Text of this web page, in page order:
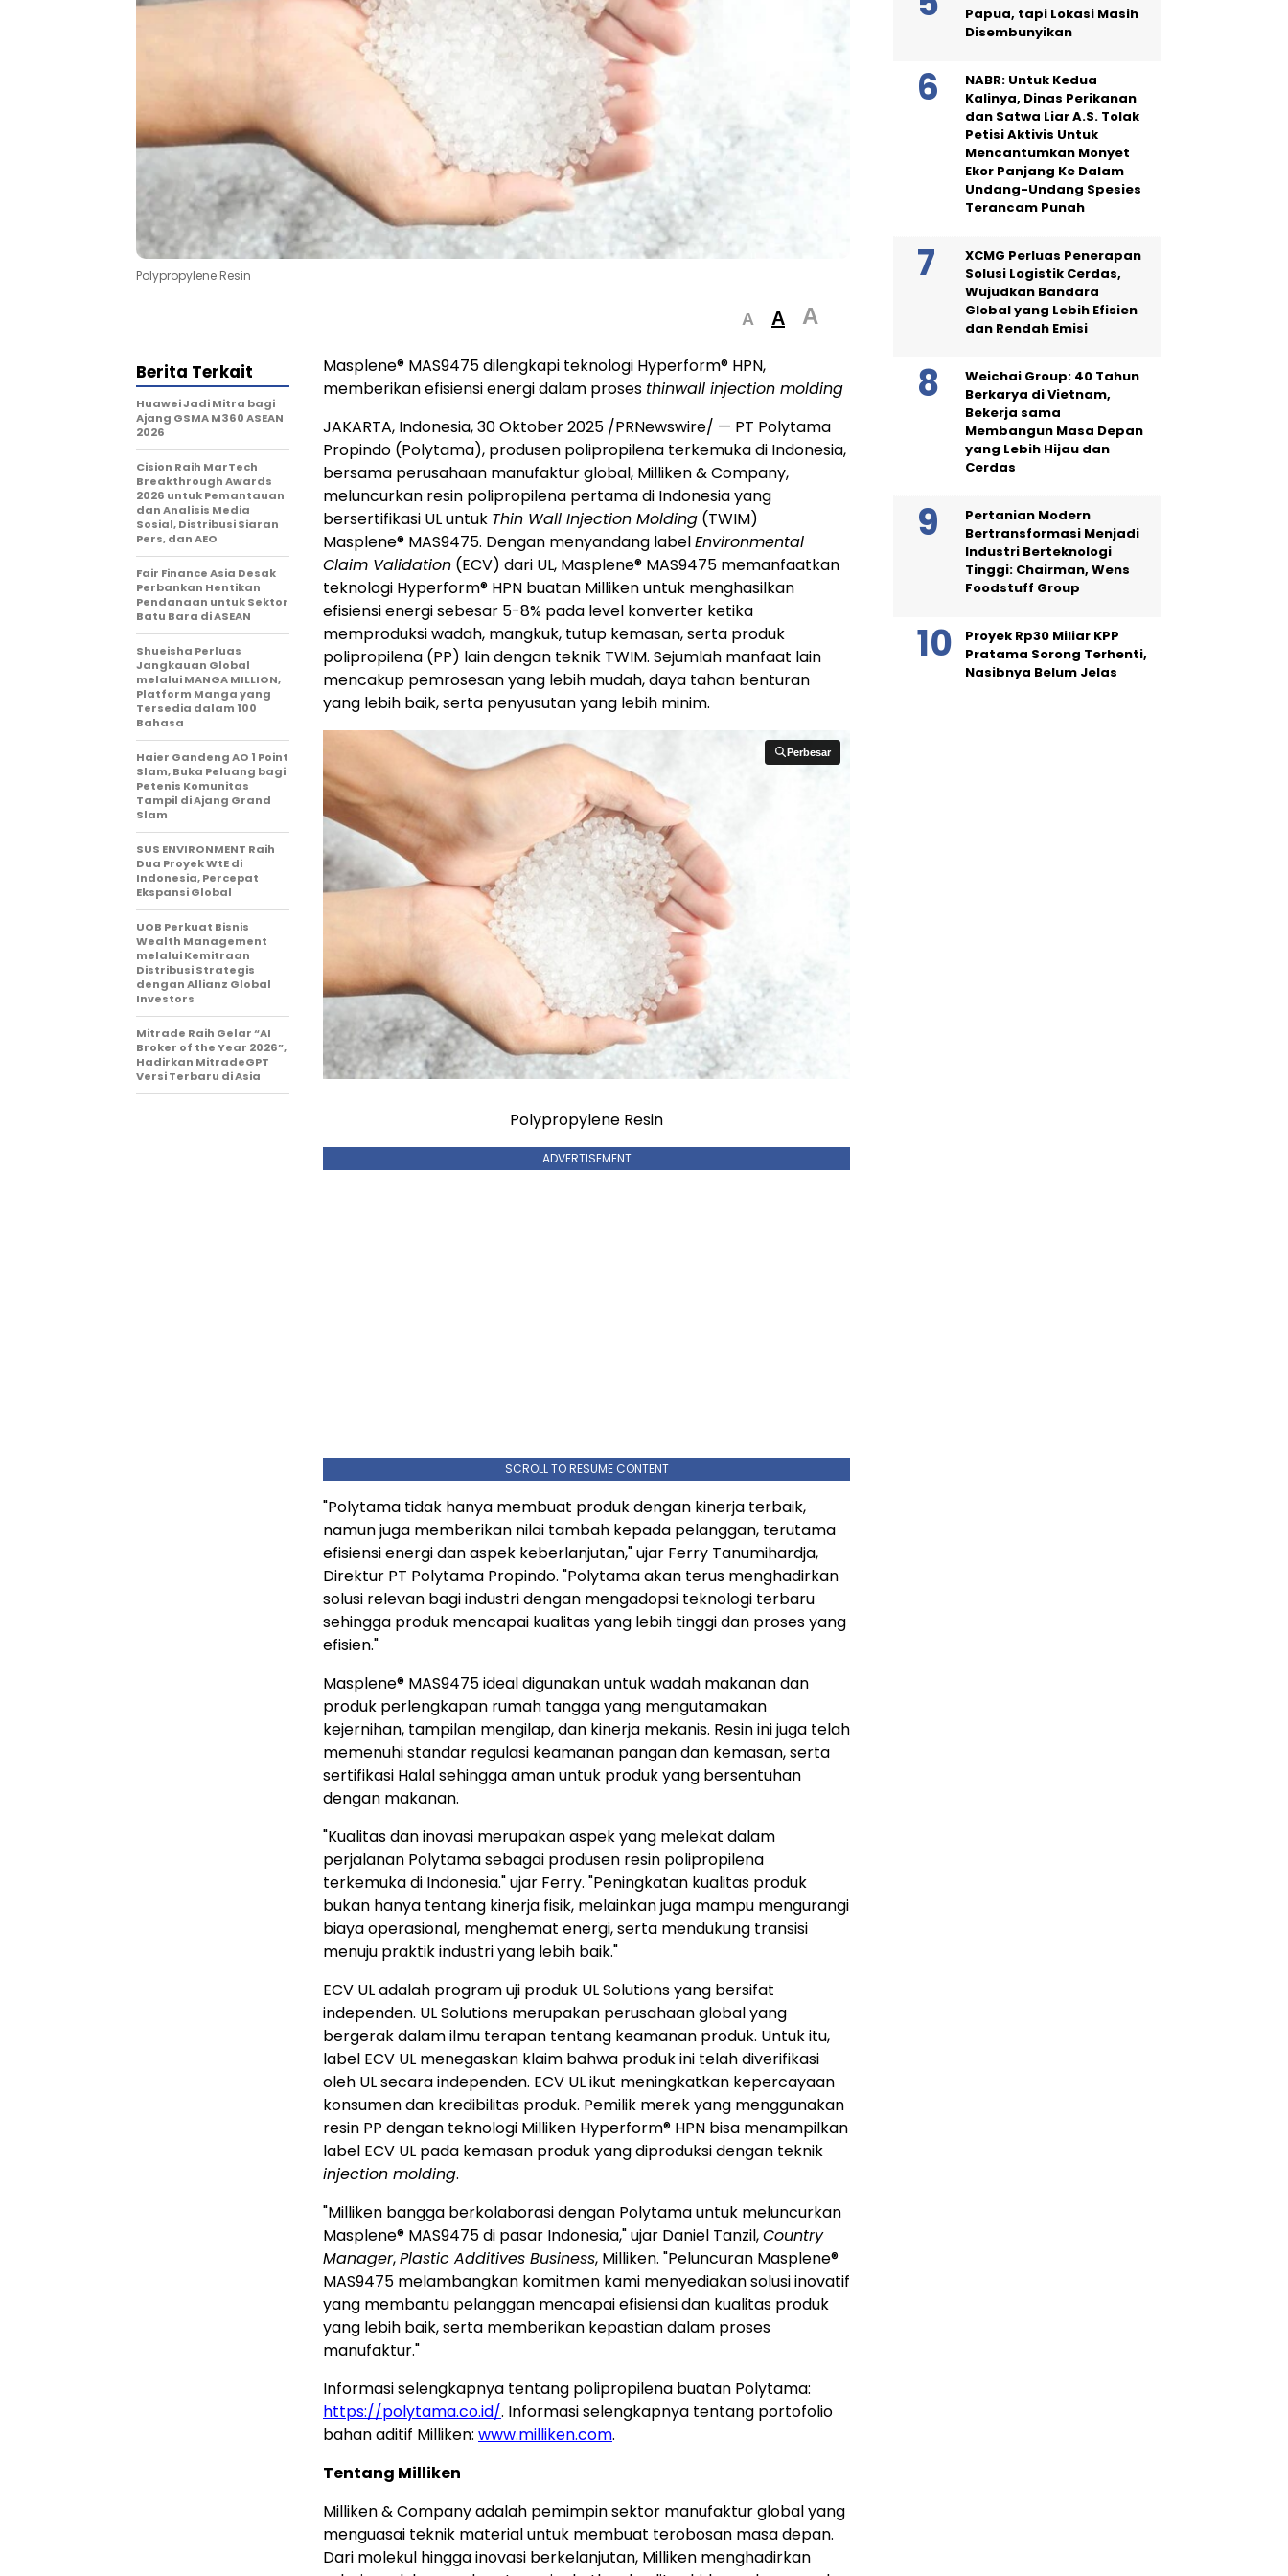
Polypropylene Resin
A A A
Masplene® MAS9475 dilengkapi teknologi Hyperform® HPN,
memberikan efisiensi energi dalam proses thinwall injection molding
JAKARTA, Indonesia, 30 Oktober 2025 /PRNewswire/ — PT Polytama
Propindo (Polytama), produsen polipropilena terkemuka di Indonesia,
bersama perusahaan manufaktur global, Milliken & Company,
meluncurkan resin polipropilena pertama di Indonesiayang
bersertifikasi UL untuk Thin Wall Injection Molding (TWIM)
Masplene® MAS9475. Dengan menyandang labelEnvironmental
Claim Validation (ECV) dari UL, Masplene® MAS9475 memanfaatkan
teknologi Hyperform® HPN buatan Milliken untuk menghasilkan
efisiensi energi sebesar 5-8% pada level konverter ketika
memproduksi wadah, mangkuk, tutup kemasan, serta produk
polipropilena (PP) lain dengan teknik TWIM. Sejumlah manfaat lain
mencakup pemrosesan yang lebih mudah, daya tahan benturan
yang lebih baik, serta penyusutan yang lebih minim.
Perbesar
Perbesar
Polypropylene Resin
ADVERTISEMENT
SCROLL TO RESUME CONTENT
"Polytama tidak hanya membuat produk dengan kinerja terbaik,
namun juga memberikan nilai tambah kepada pelanggan, terutama
efisiensi energi dan aspek keberlanjutan," ujar Ferry Tanumihardja,
Direktur PT Polytama Propindo. "Polytama akan terus menghadirkan
solusi relevan bagi industri dengan mengadopsi teknologi terbaru
sehingga produk mencapai kualitas yang lebih tinggi dan proses yang
efisien."
Masplene® MAS9475 ideal digunakan untuk wadah makanan dan
produk perlengkapan rumah tangga yang mengutamakan
kejernihan, tampilan mengilap, dan kinerja mekanis. Resin ini juga telah
memenuhi standar regulasi keamanan pangan dan kemasan, serta
sertifikasi Halal sehingga aman untuk produk yang bersentuhan
dengan makanan.
"Kualitas dan inovasi merupakan aspek yang melekat dalam
perjalanan Polytama sebagai produsen resin polipropilena
terkemuka di Indonesia." ujar Ferry. "Peningkatan kualitas produk
bukan hanya tentang kinerja fisik, melainkan juga mampu mengurangi
biaya operasional, menghemat energi, serta mendukung transisi
menuju praktik industri yang lebih baik."
ECV UL adalah program uji produk UL Solutions yang bersifat
independen. UL Solutions merupakan perusahaan global yang
bergerak dalam ilmu terapan tentang keamanan produk. Untuk itu,
label ECV UL menegaskan klaim bahwa produk ini telah diverifikasi
oleh UL secara independen. ECV UL ikut meningkatkan kepercayaan
konsumen dan kredibilitas produk. Pemilik merek yang menggunakan
resin PP dengan teknologi Milliken Hyperform® HPN bisa menampilkan
label ECV UL pada kemasan produk yang diproduksi dengan teknik
injection molding.
"Milliken bangga berkolaborasi dengan Polytama untuk meluncurkan
Masplene® MAS9475 di pasar Indonesia," ujar Daniel Tanzil,Country
Manager,Plastic Additives Business, Milliken. "Peluncuran Masplene®
MAS9475 melambangkan komitmen kami menyediakan solusi inovatif
yang membantu pelanggan mencapai efisiensi dan kualitas produk
yang lebih baik, serta memberikan kepastian dalam proses
manufaktur."
Informasi selengkapnya tentang polipropilena buatan Polytama:
https://polytama.co.id/. Informasi selengkapnya tentang portofolio
bahan aditif Milliken: www.milliken.com.
Tentang Milliken
Milliken & Company adalah pemimpin sektor manufaktur global yang
menguasai teknik material untuk membuat terobosan masa depan.
Dari molekul hingga inovasi berkelanjutan, Milliken menghadirkan
Berita Terkait
Huawei Jadi Mitra bagi
Ajang GSMA M360 ASEAN
2026
Cision Raih MarTech
Breakthrough Awards
2026 untuk Pemantauan
dan Analisis Media
Sosial, Distribusi Siaran
Pers, dan AEO
Fair Finance Asia Desak
Perbankan Hentikan
Pendanaan untuk Sektor
Batu Bara di ASEAN
Shueisha Perluas
Jangkauan Global
melalui MANGA MILLION,
Platform Manga yang
Tersedia dalam 100
Bahasa
Haier Gandeng AO 1 Point
Slam, Buka Peluang bagi
Petenis Komunitas
Tampil di Ajang Grand
Slam
SUS ENVIRONMENT Raih
Dua Proyek WtE di
Indonesia, Percepat
Ekspansi Global
UOB Perkuat Bisnis
Wealth Management
melalui Kemitraan
Distribusi Strategis
dengan Allianz Global
Investors
Mitrade Raih Gelar “AI
Broker of the Year 2026”,
Hadirkan MitradeGPT
Versi Terbaru di Asia
Papua, tapi Lokasi Masih
Disembunyikan
NABR: Untuk Kedua
Kalinya, Dinas Perikanan
dan Satwa Liar A.S. Tolak
Petisi Aktivis Untuk
Mencantumkan Monyet
Ekor Panjang Ke Dalam
Undang-Undang Spesies
Terancam Punah
XCMG Perluas Penerapan
Solusi Logistik Cerdas,
Wujudkan Bandara
Global yang Lebih Efisien
dan Rendah Emisi
Weichai Group: 40 Tahun
Berkarya di Vietnam,
Bekerja sama
Membangun Masa Depan
yang Lebih Hijau dan
Cerdas
Pertanian Modern
Bertransformasi Menjadi
Industri Berteknologi
Tinggi: Chairman, Wens
Foodstuff Group
Proyek Rp30 Miliar KPP
Pratama Sorong Terhenti,
Nasibnya Belum Jelas